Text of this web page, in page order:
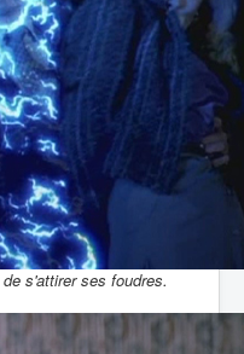
s'attirer ses foudres.